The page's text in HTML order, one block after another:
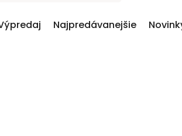
Najpredávanejšie